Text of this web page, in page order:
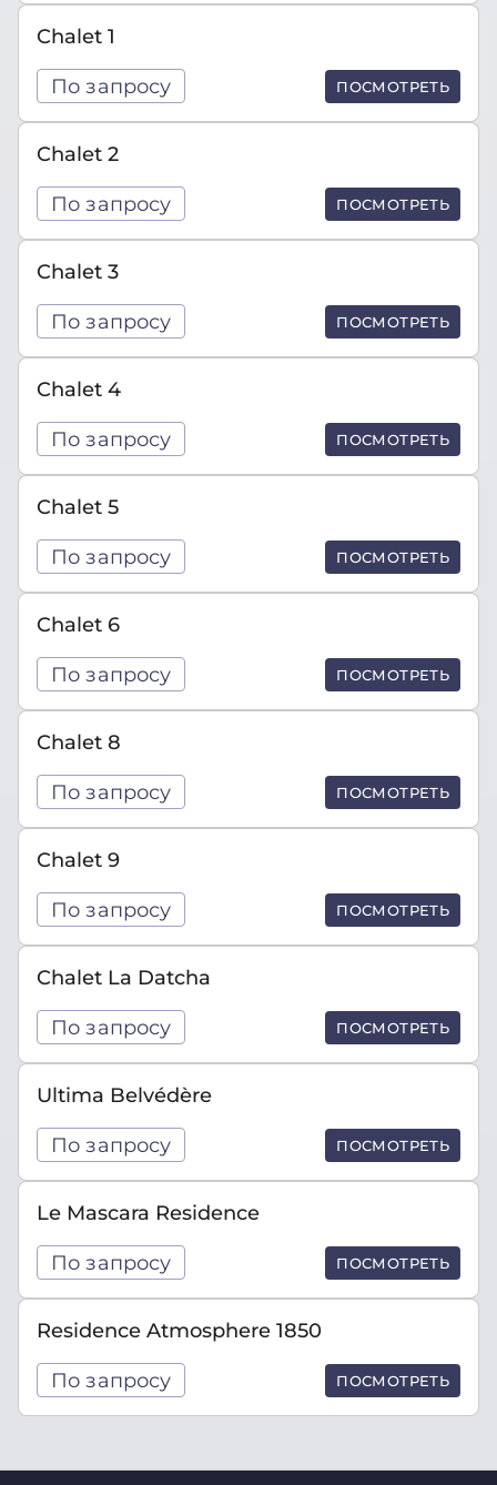
Chalet 1
По запросу ПОСМОТРЕТЬ
Chalet 2
По запросу ПОСМОТРЕТЬ
Chalet 3
По запросу ПОСМОТРЕТЬ
Chalet 4
По запросу ПОСМОТРЕТЬ
Chalet 5
По запросу ПОСМОТРЕТЬ
Chalet 6
По запросу ПОСМОТРЕТЬ
Chalet 8
По запросу ПОСМОТРЕТЬ
Chalet 9
По запросу ПОСМОТРЕТЬ
Chalet La Datcha
По запросу ПОСМОТРЕТЬ
Ultima Belvédère
По запросу ПОСМОТРЕТЬ
Le Mascara Residence
По запросу ПОСМОТРЕТЬ
Residence Atmosphere 1850
По запросу ПОСМОТРЕТЬ